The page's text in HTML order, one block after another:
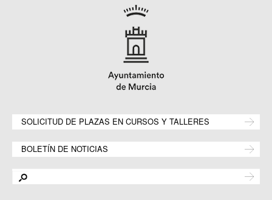
SOLICITUD DE PLAZAS EN CURSOS Y TALLERES
BOLETÍN DE NOTICIAS